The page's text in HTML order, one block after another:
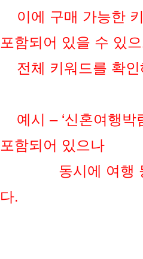
이에 구매 가능한
포함되어 있을 수 있
전체 키워드를 확인
예시 – ‘신혼여행박
포함되어 있으나
동시에 여행 등 관
다.